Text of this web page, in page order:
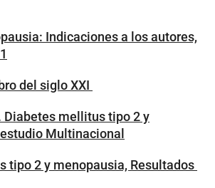
Indicaciones a los autores,
del siglo XXI
mellitus tipo 2 y
Multinacional
tipo 2 y menopausia, Resultados